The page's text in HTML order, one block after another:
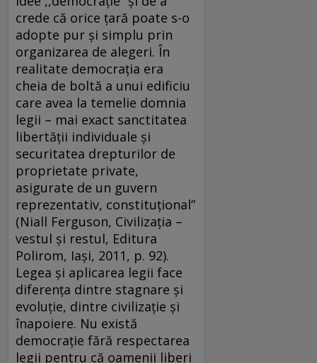
crede că orice ţară poate s-o
adopte pur şi simplu prin
organizarea de alegeri. În
realitate democraţia era
cheia de boltă a unui edificiu
care avea la temelie domnia
legii – mai exact sanctitatea
libertăţii individuale şi
securitatea drepturilor de
proprietate private,
asigurate de un guvern
reprezentativ, constituţional”
(Niall Ferguson, Civilizația –
vestul și restul, Editura
Polirom, Iași, 2011, p. 92).
Legea şi aplicarea legii face
diferenţa dintre stagnare şi
evoluţie, dintre civilizaţie şi
înapoiere. Nu există
democraţie fără respectarea
legii pentru că oamenii liberi